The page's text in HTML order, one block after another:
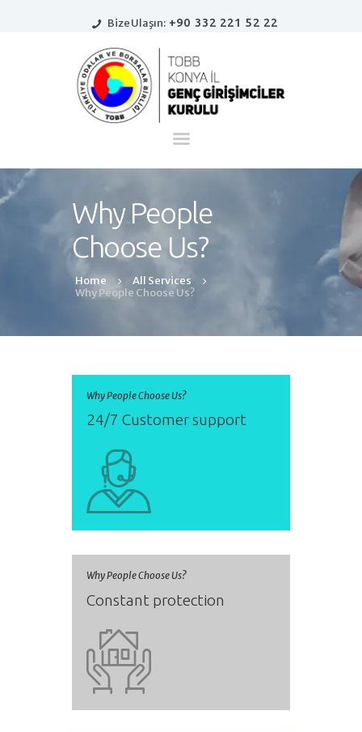
Bize Ulaşın: +90 332 221 52 22
Why People
Choose Us?
Home
All Services
Why People Choose Us?
Ana Sayfa
Haberler
İletişim
Why People Choose Us?
24/7 Customer support
Why People Choose Us?
Constant protection